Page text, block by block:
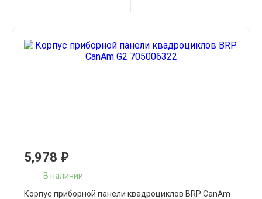
5,978 ₽
В наличии
Корпус приборной панели квадроциклов BRP CanAm